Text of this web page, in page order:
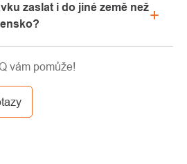
nebo „SPAM“, velice často zde
Pokud jste i přesto svůj
kontaktujte nás na
zaslat i do jiné země než
je dle kalkulace od
vám pomůže!